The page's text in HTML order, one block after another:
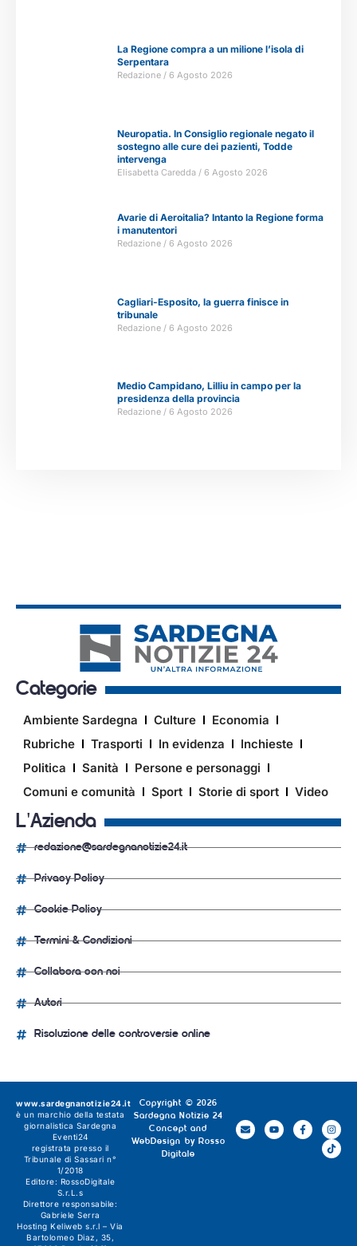
La Regione compra a un milione l’isola di
Serpentara
Redazione 6 Agosto 2026
Neuropatia. In Consiglio regionale negato il
sostegno alle cure dei pazienti, Todde
intervenga
Elisabetta Caredda 6 Agosto 2026
Avarie di Aeroitalia? Intanto la Regione forma
i manutentori
Redazione 6 Agosto 2026
Cagliari-Esposito, la guerra finisce in
tribunale
Redazione 6 Agosto 2026
Medio Campidano, Lilliu in campo per la
presidenza della provincia
Redazione 6 Agosto 2026
Categorie
Ambiente Sardegna Culture
Economia
Rubriche
Trasporti In evidenza
Inchieste
Politica
Sanità
Persone e personaggi
Comuni e comunità
Sport Storie di sport Video
L'Azienda
redazione@sardegnanotizie24.it
Privacy Policy
Cookie Policy
Termini & Condizioni
Collabora con noi
Autori
Risoluzione delle controversie online
Copyright © 2026
Sardegna Notizie 24
Concept and
WebDesign by Rosso
Digitale
www.sardegnanotizie24.it
è un marchio della testata
giornalistica Sardegna
Eventi24
registrata presso il
Tribunale di Sassari n°
1/2018
Editore: RossoDigitale
S.r.L.s
Direttore responsabile:
Gabriele Serra
Hosting Keliweb s.r.l – Via
Bartolomeo Diaz, 35,